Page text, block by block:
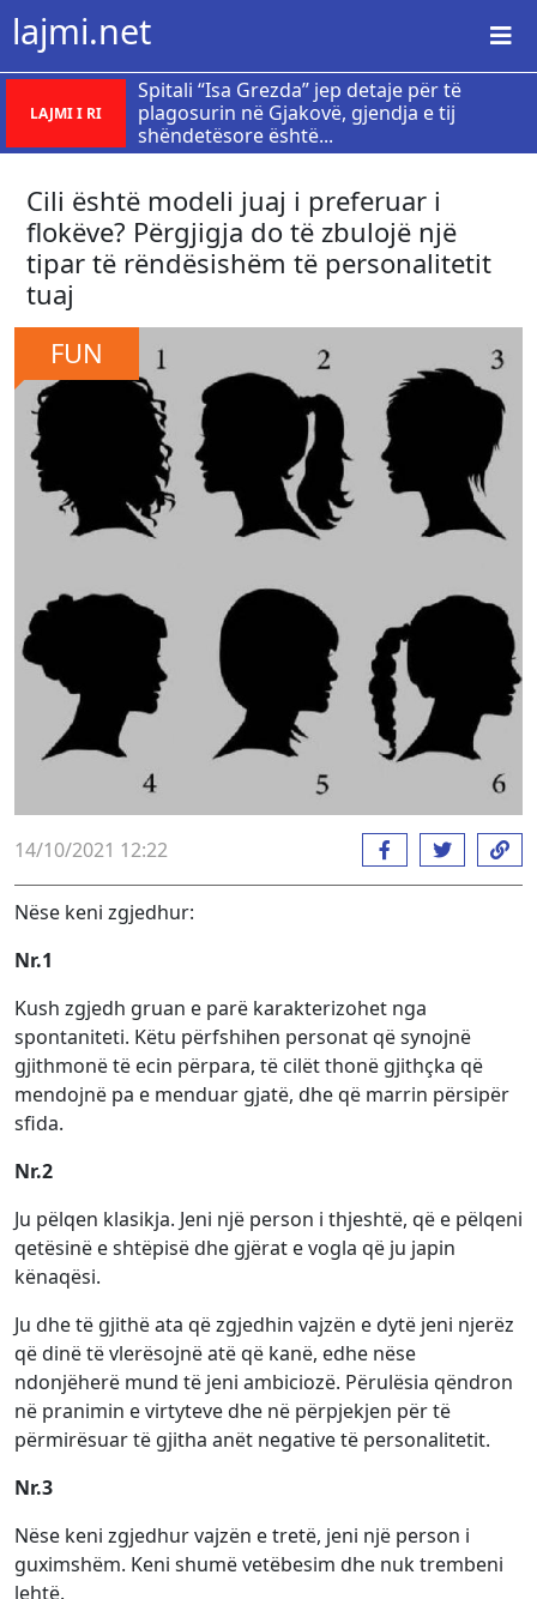
lajmi.net
LAJMI I RI
Spitali “Isa Grezda” jep detaje për të
plagosurin në Gjakovë, gjendja e tij
shëndetësore është...
Cili është modeli juaj i preferuar i
flokëve? Përgjigja do të zbulojë një
tipar të rëndësishëm të personalitetit
tuaj
FUN
14/10/2021 12:22
Nëse keni zgjedhur:
Nr.1
Kush zgjedh gruan e parë karakterizohet nga
spontaniteti. Këtu përfshihen personat që synojnë
gjithmonë të ecin përpara, të cilët thonë gjithçka që
mendojnë pa e menduar gjatë, dhe që marrin përsipër
sfida.
Nr.2
Ju pëlqen klasikja. Jeni një person i thjeshtë, që e pëlqeni
qetësinë e shtëpisë dhe gjërat e vogla që ju japin
kënaqësi.
Ju dhe të gjithë ata që zgjedhin vajzën e dytë jeni njerëz
që dinë të vlerësojnë atë që kanë, edhe nëse
ndonjëherë mund të jeni ambiciozë. Përulësia qëndron
në pranimin e virtyteve dhe në përpjekjen për të
përmirësuar të gjitha anët negative të personalitetit.
Nr.3
Nëse keni zgjedhur vajzën e tretë, jeni një person i
guximshëm. Keni shumë vetëbesim dhe nuk trembeni
lehtë.